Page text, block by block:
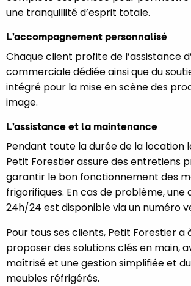
une tranquillité d’esprit totale.
L’accompagnement personnalisé
Chaque client profite de l’assistance
commerciale dédiée ainsi que du
intégré pour la mise en scène des
image.
L’assistance et la maintenance
Pendant toute la durée de la location
Petit Forestier assure des entretiens
garantir le bon fonctionnement des
frigorifiques. En cas de problème, une
24h/24 est disponible via un numéro
Pour tous ses clients, Petit Forestier
proposer des solutions clés en main,
maîtrisé et une gestion simplifiée et
meubles réfrigérés.